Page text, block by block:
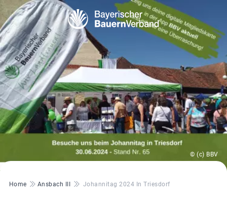
© (c) BBV
Pfadnavigation
Home Ansbach III Johannitag 2024 In Triesdorf